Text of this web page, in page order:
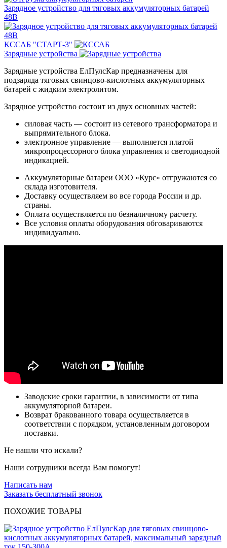
Зарядное устройство для тяговых аккумуляторных батарей
48В
КССАБ "СТАРТ-3"
Зарядные устройства
Зарядные устройства ЕлПулсКар предназначены для
подзаряда тяговых свинцово-кислотных аккумуляторных
батарей с жидким электролитом.
Зарядное устройство состоит из двух основных частей:
силовая часть — состоит из сетевого трансформатора и
выпрямительного блока.
электронное управление — выполняется платой
микропроцессорного блока управления и светодиодной
индикацией.
Аккумуляторные батареи ООО «Курс» отгружаются со
склада изготовителя.
Доставку осуществляем во все города России и др.
страны.
Оплата осуществляется по безналичному расчету.
Все условия оплаты оборудования обговариваются
индивидуально.
Заводские сроки гарантии, в зависимости от типа
аккумуляторной батареи.
Возврат бракованного товара осуществляется в
соответствии с порядком, установленным договором
поставки.
Не нашли что искали?
Наши сотрудники всегда Вам помогут!
Написать нам
Заказать бесплатный звонок
ПОХОЖИЕ ТОВАРЫ